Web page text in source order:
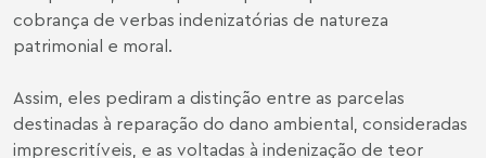
cobrança de verbas indenizatórias de natureza
patrimonial e moral.
Assim, eles pediram a distinção entre as parcelas
destinadas à reparação do dano ambiental, consideradas
imprescritíveis, e as voltadas à indenização de teor